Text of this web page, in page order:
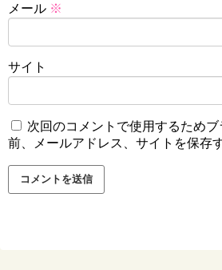
メール ※
サイト
次回のコメントで使用するため
前、メールアドレス、サイトを保存す